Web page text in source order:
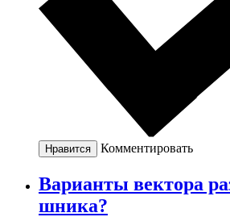
Нравится Комментировать
Варианты вектора
шника?